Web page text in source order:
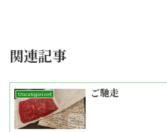
関連記事
Uncategorized ご馳走